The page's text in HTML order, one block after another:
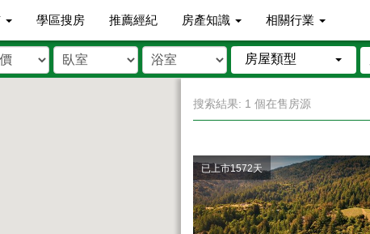
學區搜房 推薦經紀 房產知識 相關行業
房屋類型
搜索結果: 1 個在售房源
已上市1572天